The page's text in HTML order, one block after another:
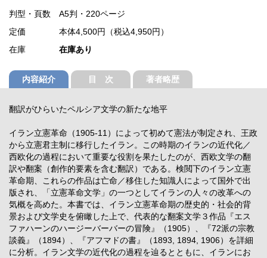
判型・頁数 A5判・220ページ
定価
本体4,500円（税込4,950円）
在庫
在庫あり
内容紹介 目 次 著者略歴
翻訳がひらいたペルシア文学の新たな地平
イラン立憲革命（1905-11）によって初めて憲法が制定され、王政
から立憲君主制に移行したイラン。この時期のイランの近代化／
西欧化の過程において重要な役割を果たしたのが、西欧文学の翻
訳や翻案（創作的要素を含む翻訳）である。検閲下のイラン立憲
革命期、これらの作品は亡命／移住した知識人によって国外で出
版され、「立憲革命文学」の一つとしてイランの人々の改革への
気概を高めた。本書では、イラン立憲革命期の歴史的・社会的背
景および文学史を俯瞰した上で、代表的な翻案文学３作品『エス
ファハーンのハージーバーバーの冒険』（1905）、『72派の宗教
談義』（1894）、『アフマドの書』（1893, 1894, 1906）を詳細
に分析。イラン文学の近代化の過程を辿るとともに、イランにお